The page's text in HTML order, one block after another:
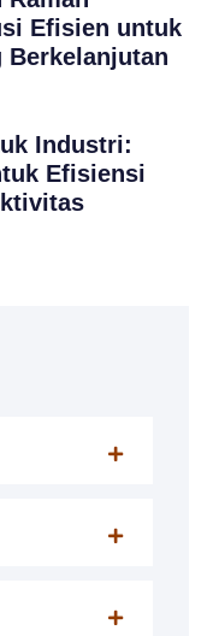
Efisien untuk
Berkelanjutan
Industri:
Efisiensi